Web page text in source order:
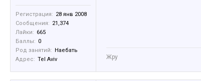
Регистрация: 28 янв 2008
Сообщения: 21,374
Лайки: 665
Баллы: 0
Род занятий: Наебать
Адрес: Tel Aviv Жру